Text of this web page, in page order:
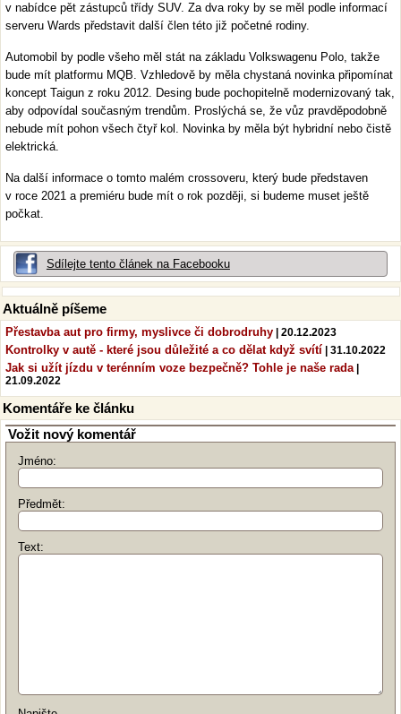
v nabídce pět zástupců třídy SUV. Za dva roky by se měl podle informací
serveru Wards představit další člen této již početné rodiny.
Automobil by podle všeho měl stát na základu Volkswagenu Polo, takže
bude mít platformu MQB. Vzhledově by měla chystaná novinka připomínat
koncept Taigun z roku 2012. Desing bude pochopitelně modernizovaný tak,
aby odpovídal současným trendům. Proslýchá se, že vůz pravděpodobně
nebude mít pohon všech čtyř kol. Novinka by měla být hybridní nebo čistě
elektrická.
Na další informace o tomto malém crossoveru, který bude představen
v roce 2021 a premiéru bude mít o rok později, si budeme muset ještě
počkat.
Sdílejte tento článek na Facebooku
Aktuálně píšeme
Přestavba aut pro firmy, myslivce či dobrodruhy | 20.12.2023
Kontrolky v autě - které jsou důležité a co dělat když svítí | 31.10.2022
Jak si užít jízdu v terénním voze bezpečně? Tohle je naše rada|
21.09.2022
Komentáře ke článku
Vožit nový komentář
Jméno:
Předmět:
Text: